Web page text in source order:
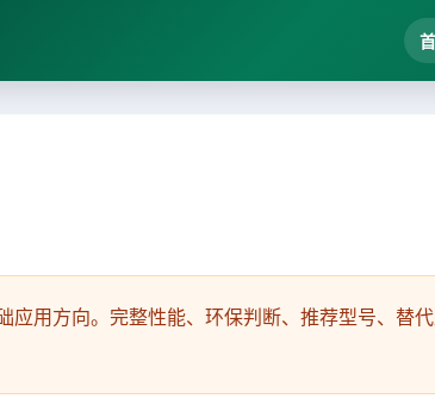
应用方向。完整性能、环保判断、推荐型号、替